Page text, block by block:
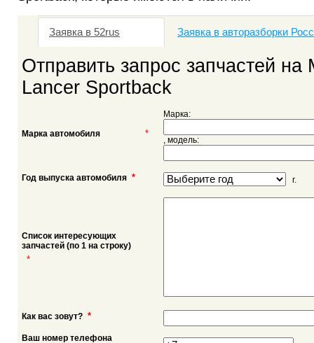
Заявка в 52rus Заявка в авторазборки
Отправить запрос запчастей на
Lancer Sportback
Марка автомобиля *
Марка:
, модель:
Год выпуска автомобиля * г.
Список интересующих
запчастей (по 1 на строку)
*
Как вас зовут? *
Ваш номер телефона